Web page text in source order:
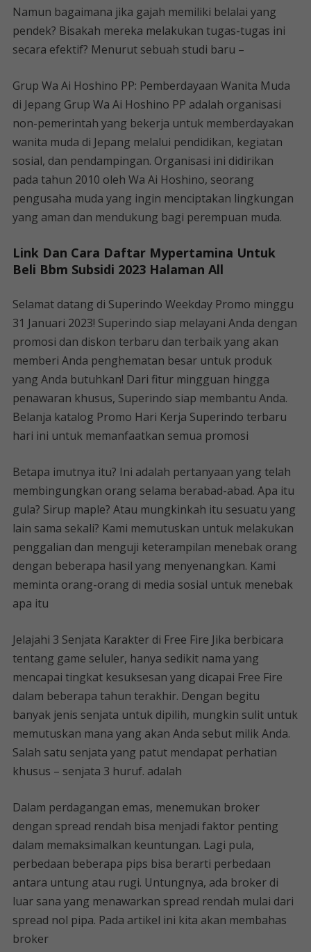
Namun bagaimana jika gajah memiliki belalai yang
pendek? Bisakah mereka melakukan tugas-tugas ini
secara efektif? Menurut sebuah studi baru –
Grup Wa Ai Hoshino PP: Pemberdayaan Wanita Muda
di Jepang Grup Wa Ai Hoshino PP adalah organisasi
non-pemerintah yang bekerja untuk memberdayakan
wanita muda di Jepang melalui pendidikan, kegiatan
sosial, dan pendampingan. Organisasi ini didirikan
pada tahun 2010 oleh Wa Ai Hoshino, seorang
pengusaha muda yang ingin menciptakan lingkungan
yang aman dan mendukung bagi perempuan muda.
Link Dan Cara Daftar Mypertamina Untuk
Beli Bbm Subsidi 2023 Halaman All
Selamat datang di Superindo Weekday Promo minggu
31 Januari 2023! Superindo siap melayani Anda dengan
promosi dan diskon terbaru dan terbaik yang akan
memberi Anda penghematan besar untuk produk
yang Anda butuhkan! Dari fitur mingguan hingga
penawaran khusus, Superindo siap membantu Anda.
Belanja katalog Promo Hari Kerja Superindo terbaru
hari ini untuk memanfaatkan semua promosi
Betapa imutnya itu? Ini adalah pertanyaan yang telah
membingungkan orang selama berabad-abad. Apa itu
gula? Sirup maple? Atau mungkinkah itu sesuatu yang
lain sama sekali? Kami memutuskan untuk melakukan
penggalian dan menguji keterampilan menebak orang
dengan beberapa hasil yang menyenangkan. Kami
meminta orang-orang di media sosial untuk menebak
apa itu
Jelajahi 3 Senjata Karakter di Free Fire Jika berbicara
tentang game seluler, hanya sedikit nama yang
mencapai tingkat kesuksesan yang dicapai Free Fire
dalam beberapa tahun terakhir. Dengan begitu
banyak jenis senjata untuk dipilih, mungkin sulit untuk
memutuskan mana yang akan Anda sebut milik Anda.
Salah satu senjata yang patut mendapat perhatian
khusus – senjata 3 huruf. adalah
Dalam perdagangan emas, menemukan broker
dengan spread rendah bisa menjadi faktor penting
dalam memaksimalkan keuntungan. Lagi pula,
perbedaan beberapa pips bisa berarti perbedaan
antara untung atau rugi. Untungnya, ada broker di
luar sana yang menawarkan spread rendah mulai dari
spread nol pipa. Pada artikel ini kita akan membahas
broker